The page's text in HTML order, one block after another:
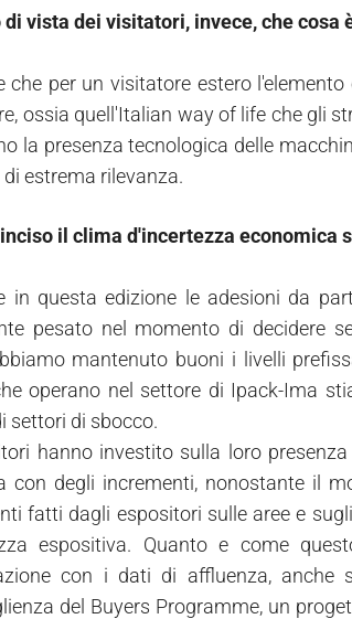
di vista dei visitatori, invece, che
che per un visitatore estero
ossia quell'Italian way of life che gli
la presenza tecnologica delle
estrema rilevanza.
il clima d'incertezza economica
in questa edizione le adesioni da
pesato nel momento di decidere
mantenuto buoni i livelli
operano nel settore di Ipack-Ima
settori di sbocco.
hanno investito sulla loro
con degli incrementi, nonostante il
fatti dagli espositori sulle aree e
espositiva. Quanto e come
con i dati di affluenza, anche
del Buyers Programme, un